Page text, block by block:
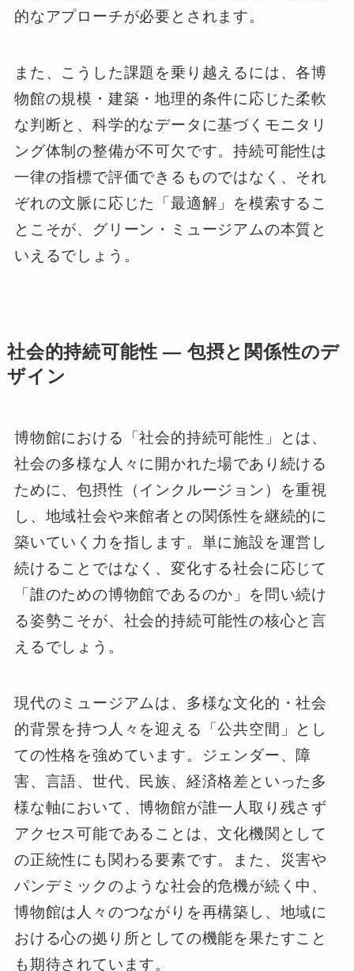
的なアプローチが必要とされます。
また、こうした課題を乗り越えるには、各博
物館の規模・建築・地理的条件に応じた柔軟
な判断と、科学的なデータに基づくモニタリ
ング体制の整備が不可欠です。持続可能性は
一律の指標で評価できるものではなく、それ
ぞれの文脈に応じた「最適解」を模索するこ
とこそが、グリーン・ミュージアムの本質と
いえるでしょう。
社会的持続可能性 ― 包摂と関係性のデ
ザイン
博物館における「社会的持続可能性」とは、
社会の多様な人々に開かれた場であり続ける
ために、包摂性（インクルージョン）を重視
し、地域社会や来館者との関係性を継続的に
築いていく力を指します。単に施設を運営し
続けることではなく、変化する社会に応じて
「誰のための博物館であるのか」を問い続け
る姿勢こそが、社会的持続可能性の核心と言
えるでしょう。
現代のミュージアムは、多様な文化的・社会
的背景を持つ人々を迎える「公共空間」とし
ての性格を強めています。ジェンダー、障
害、言語、世代、民族、経済格差といった多
様な軸において、博物館が誰一人取り残さず
アクセス可能であることは、文化機関として
の正統性にも関わる要素です。また、災害や
パンデミックのような社会的危機が続く中、
博物館は人々のつながりを再構築し、地域に
おける心の拠り所としての機能を果たすこと
も期待されています。